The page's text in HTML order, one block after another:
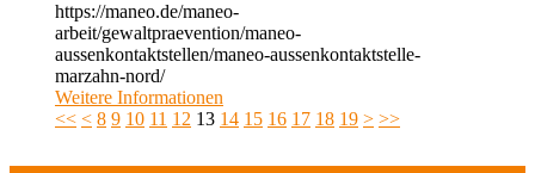
https://maneo.de/maneo-
arbeit/gewaltpraevention/maneo-
aussenkontaktstellen/maneo-aussenkontaktstelle-
marzahn-nord/
Weitere Informationen
<< < 8 9 10 11 12 13 14 15 16 17 18 19 > >>